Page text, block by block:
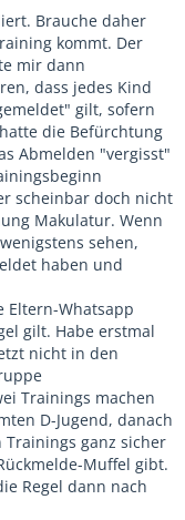
Brauche daher
kommt. Der
mir dann
dass jedes Kind
gilt, sofern
die Befürchtung
Abmelden "vergisst"
scheinbar doch nicht
Makulatur. Wenn
sehen,
haben und
Whatsapp
gilt. Habe erstmal
nicht in den
Trainings machen
D-Jugend, danach
ganz sicher
Muffel gibt.
Regel dann nach